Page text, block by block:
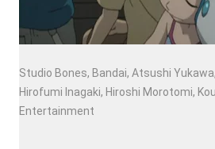
Studio Bones, Bandai, Atsushi
Hirofumi Inagaki, Hiroshi Morotomi,
Entertainment